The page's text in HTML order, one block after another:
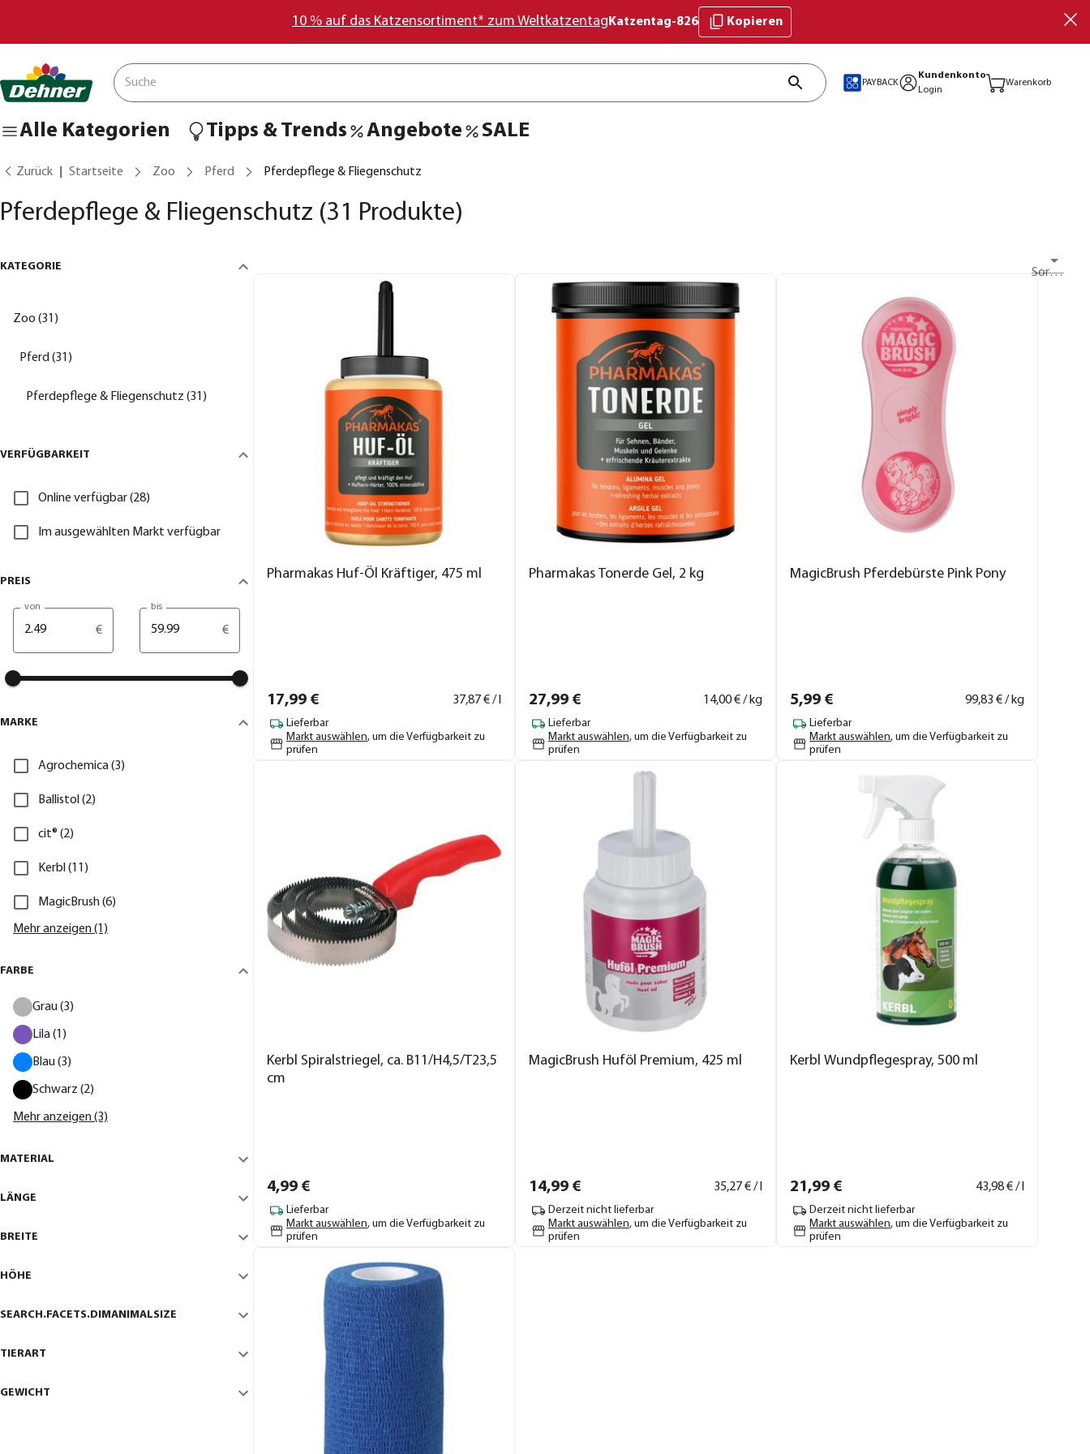
10 % auf das Katzensortiment* zum Weltkatzentag Katzentag-826 Kopieren
PAYBACK
Kundenkonto
Login
Warenkorb
Alle Kategorien Tipps & Trends Angebote SALE
Zurück Startseite Zoo Pferd Pferdepflege & Fliegenschutz
Pferdepflege & Fliegenschutz (31 Produkte)
KATEGORIE
Zoo (31)
Pferd (31)
Pferdepflege & Fliegenschutz (31)
VERFÜGBARKEIT
Online verfügbar (28)
Im ausgewählten Markt verfügbar
PREIS
von
€
bis
€
MARKE
Agrochemica (3)
Ballistol (2)
cit® (2)
Kerbl (11)
MagicBrush (6)
Mehr anzeigen (1)
FARBE
Grau (3)
Lila (1)
Blau (3)
Schwarz (2)
Mehr anzeigen (3)
MATERIAL
LÄNGE
BREITE
HÖHE
SEARCH.FACETS.DIMANIMALSIZE
TIERART
GEWICHT
Sortieren nach
Pharmakas Huf-Öl Kräftiger, 475 ml
17,99 € 37,87€ / l
Lieferbar
Markt auswählen, um die Verfügbarkeit zu
prüfen
Pharmakas Tonerde Gel, 2 kg
27,99€ 14,00€ / kg
Lieferbar
Markt auswählen, um die Verfügbarkeit zu
prüfen
MagicBrush Pferdebürste Pink Pony
5,99 € 99,83 € / kg
Lieferbar
Markt auswählen, um die Verfügbarkeit zu
prüfen
Kerbl Spiralstriegel, ca. B11/H4,5/T23,5
cm
4,99 €
Lieferbar
Markt auswählen, um die Verfügbarkeit zu
prüfen
MagicBrush Huföl Premium, 425 ml
14,99€ 35,27€ / l
Derzeit nicht lieferbar
Markt auswählen, um die Verfügbarkeit zu
prüfen
Kerbl Wundpflegespray, 500 ml
21,99 € 43,98€ / l
Derzeit nicht lieferbar
Markt auswählen, um die Verfügbarkeit zu
prüfen